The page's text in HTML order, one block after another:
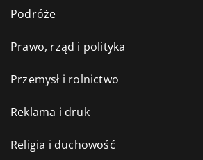
Podróże
Prawo, rząd i polityka
Przemysł i rolnictwo
Reklama i druk
Religia i duchowość